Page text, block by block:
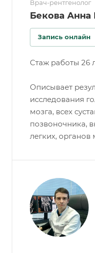
Врач-рентгенолог
Бекова Анна
Запись онлайн
Стаж работы 26
Описывает
исследования
мозга, всех
позвоночника,
легких, органов